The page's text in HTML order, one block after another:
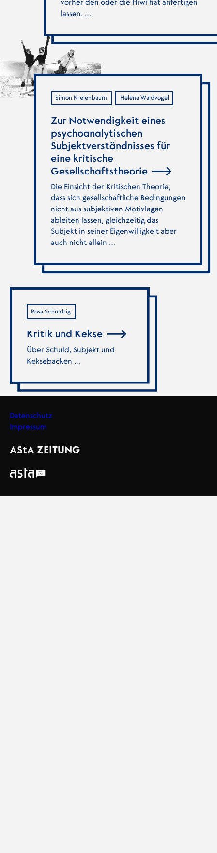
vorher den oder die Hiwi hat anfertigen
lassen. …
Simon Kreienbaum Helena Waldvogel
Zur Notwendigkeit eines
psychoanalytischen
Subjektverständnisses für
eine kritische
Gesellschaftstheorie
Die Einsicht der Kritischen Theorie,
dass sich gesellschaftliche Bedingungen
nicht aus subjektiven Motivlagen
ableiten lassen, gleichzeitig das
Subjekt in seiner Eigenwilligkeit aber
auch nicht allein …
Rosa Schnidrig
Kritik und Kekse
Über Schuld, Subjekt und
Keksebacken …
AStA ZEITUNG
Footer
Datenschutz
Impressum